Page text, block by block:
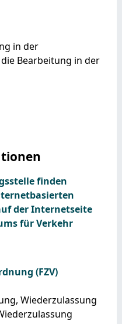
in der
Bearbeitung in der
finden
der Internetseite
für Verkehr
(FZV)
Wiederzulassung